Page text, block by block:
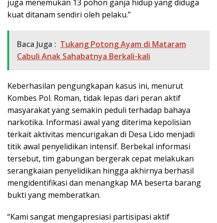
juga menemukan 13 pohon ganja hidup yang diduga
kuat ditanam sendiri oleh pelaku.”
Baca Juga : Tukang Potong Ayam di Mataram
Cabuli Anak Sahabatnya Berkali-kali
Keberhasilan pengungkapan kasus ini, menurut
Kombes Pol. Roman, tidak lepas dari peran aktif
masyarakat yang semakin peduli terhadap bahaya
narkotika. Informasi awal yang diterima kepolisian
terkait aktivitas mencurigakan di Desa Lido menjadi
titik awal penyelidikan intensif. Berbekal informasi
tersebut, tim gabungan bergerak cepat melakukan
serangkaian penyelidikan hingga akhirnya berhasil
mengidentifikasi dan menangkap MA beserta barang
bukti yang memberatkan.
“Kami sangat mengapresiasi partisipasi aktif